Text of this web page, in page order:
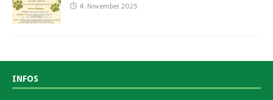
4. November 2025
INFOS